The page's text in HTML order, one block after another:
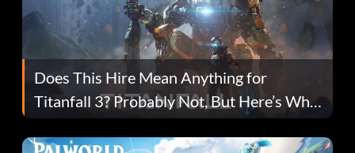
Does This Hire Mean Anything for
Titanfall 3? Probably Not, But Here’s Why
Fans Are Hopeful